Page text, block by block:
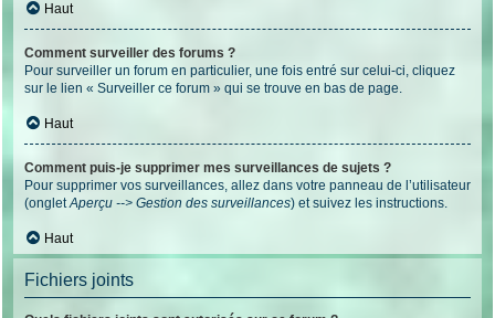
Haut
Comment surveiller des forums ?
Pour surveiller un forum en particulier, une fois entré sur celui-ci, cliquez
sur le lien « Surveiller ce forum » qui se trouve en bas de page.
Haut
Comment puis-je supprimer mes surveillances de sujets ?
Pour supprimer vos surveillances, allez dans votre panneau de l’utilisateur
(ongletAperçu --> Gestion des surveillances) et suivez les instructions.
Haut
Fichiers joints